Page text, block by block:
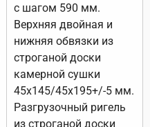
с шагом 590 мм.
Верхняя двойная и
нижняя обвязки из
строганой доски
камерной сушки
45х145/45х195+/-5 мм.
Разгрузочный ригель
из строганой доски